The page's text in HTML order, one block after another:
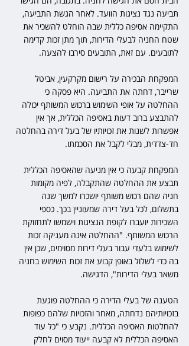
תביעה נגד נציגות הוועד. לאחר הגשת התביעה,
התקיימה אסיפה כללית שבה הוחלט להשכיר את
שטח החניה לבעלי הדירות, תוך מתן זכות קדימה
לתובעים. עם זאת, התובעים סירבו להצעה.
המפקחת הבכירה על רישום מקרקעין, אביטל
שרייבר, דחתה את התביעה. היא פסקה כי
ההחלטה על אופי השימוש ברכוש המשותף יכולה
להתבצע ברוב דעות באסיפה הכללית, אך אין
אפשרות לשנות את זכויותיו של בעל דירה בהחלטה
חד-צדדית, מבלי לקבל את הסכמתו.
המפקחת קבעה כי אין מניעה שהאסיפה הכללית
תבצע את ההחלטה שהתקבלה, לפיה מקומות
חניה שהם רכוש משותף יושכרו למשך שנה
בתשלום, לכל בעל דירה שמעוניין בכך. כספי
השכירות יועברו לקופת הנציגות וישמשו לתחזוקת
הרכוש המשותף. "ההחלטה אינה מעניקה זכות
לשימוש בלעדי עבור בעלי דירות מסוימים, שכן אין
בה כדי לשלול באופן קבוע את זכות השימוש בחניה
משאר בעלי הדירות", הדגישה.
הטענה של בעלי הדירה כי ההחלטה פוגעת
בזכויותיהם נדחתה, מאחר והזכויות שלהם כפופות
להחלטות האסיפה הכללית. נקבע כי "כל עוד
האסיפה הכללית לא קבעה ייעוד מסוים לחלק